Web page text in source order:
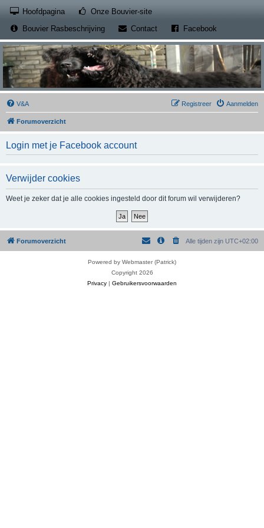
Hoofdpagina Onze Bouvier-site(Opens a new tab)
Bouvier Rasbeschrijving
Contact(Opens a new tab)
Facebook
V&A Aanmelden
Registreer
Forumoverzicht
Login met je Facebook account
Verwijder cookies
Weet je zeker dat je alle cookies ingesteld door dit forum wil verwijderen?
Forumoverzicht Alle tijden zijn UTC+02:00
Powered by Webmaster (Patrick)
Copyright 2026
Privacy | Gebruikersvoorwaarden